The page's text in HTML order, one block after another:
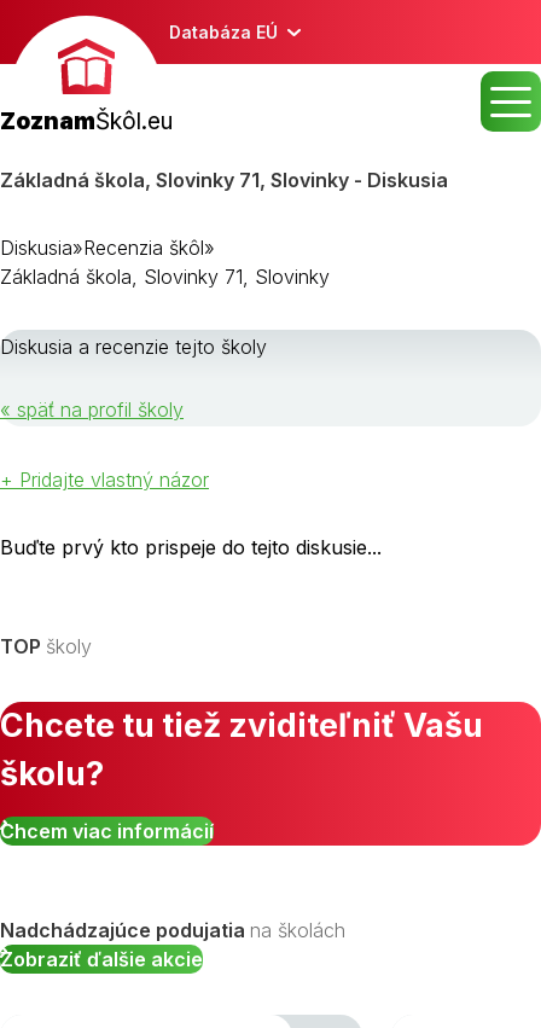
Databáza EÚ
ZoznamŠkôl.eu
Základná škola, Slovinky 71, Slovinky - Diskusia
Diskusia»Recenzia škôl»
Základná škola, Slovinky 71, Slovinky
Diskusia a recenzie tejto školy
« späť na profil školy
+ Pridajte vlastný názor
Buďte prvý kto prispeje do tejto diskusie...
TOP školy
Chcete tu tiež zviditeľniť Vašu
školu?
Chcem viac informácií
Nadchádzajúce podujatia na školách
Zobraziť ďalšie akcie